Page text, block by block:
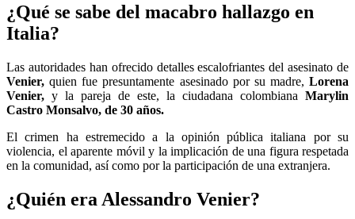
¿Qué se sabe del macabro hallazgo en
Italia?
Las autoridades han ofrecido detalles escalofriantes del asesinato de
Venier, quien fue presuntamente asesinado por su madre, Lorena
Venier, y la pareja de este, la ciudadana colombiana Marylin
Castro Monsalvo, de 30 años.
El crimen ha estremecido a la opinión pública italiana por su
violencia, el aparente móvil y la implicación de una figura respetada
en la comunidad, así como por la participación de una extranjera.
¿Quién era Alessandro Venier?